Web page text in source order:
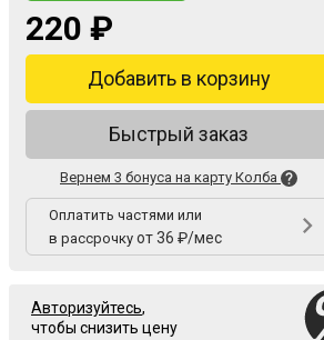
220 ₽
Добавить в корзину
Быстрый заказ
Вернем 3 бонуса на карту Колба
Оплатить частями или
в рассрочку от 36 ₽/мес
Авторизуйтесь,
чтобы снизить цену